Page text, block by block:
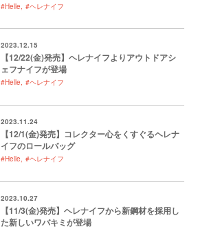
#Helle #ヘレナイフ
2023.12.15
【12/22(金)発売】ヘレナイフよりアウトドアシ
ェフナイフが登場
#Helle #ヘレナイフ
2023.11.24
【12/1(金)発売】コレクター心をくすぐるヘレナ
イフのロールバッグ
#Helle #ヘレナイフ
2023.10.27
【11/3(金)発売】ヘレナイフから新鋼材を採用し
た新しいワバキミが登場